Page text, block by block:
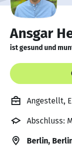
Ansgar
ist gesund und
Angestellt,
Abschluss:
Berlin,